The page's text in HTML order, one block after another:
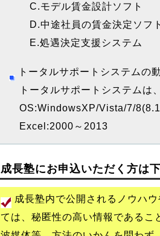
C.モデル賃金設計ソフト
D.中途社員の賃金決定ソフト
E.処遇決定支援システム
トータルサポートシステムの
トータルサポートシステムは
OS:WindowsXP/Vista/7/
Excel:2000～2013
成長塾にお申込いただく方は
成長塾内で公開されるノウハ
ては、秘匿性の高い情報であるこ